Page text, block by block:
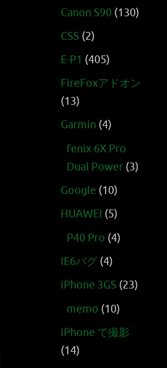
Canon S90 (130)
CSS (2)
E-P1 (405)
FireFoxアドオン
(13)
Garmin (4)
fenix 6X Pro
Dual Power (3)
Google (10)
HUAWEI (5)
P40 Pro (4)
IE6バグ (4)
iPhone 3GS (23)
memo (10)
iPhone で撮影
(14)